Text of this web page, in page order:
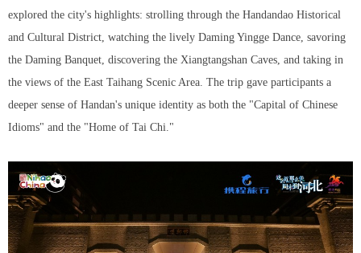
explored the city's highlights: strolling through the Handandao Historical
and Cultural District, watching the lively Daming Yingge Dance, savoring
the Daming Banquet, discovering the Xiangtangshan Caves, and taking in
the views of the East Taihang Scenic Area. The trip gave participants a
deeper sense of Handan's unique identity as both the "Capital of Chinese
Idioms" and the "Home of Tai Chi."